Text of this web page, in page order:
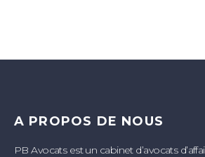
A PROPOS DE NOUS
PB Avocats est un cabinet d’avocats